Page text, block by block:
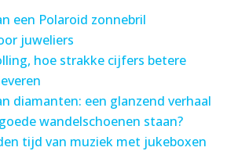
een Polaroid zonnebril
juweliers
hoe strakke cijfers betere
diamanten: een glanzend verhaal
wandelschoenen staan?
tijd van muziek met jukeboxen